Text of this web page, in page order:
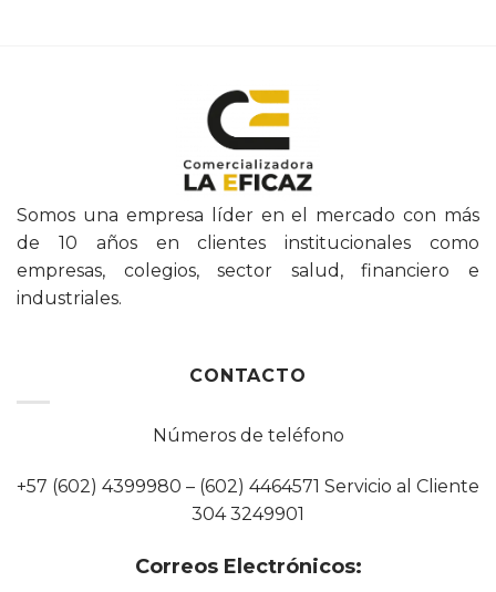
Somos una empresa líder en el mercado con más
de 10 años en clientes institucionales como
empresas, colegios, sector salud, financiero e
industriales.
CONTACTO
Números de teléfono
+57 (602) 4399980 – (602) 4464571 Servicio al Cliente
304 3249901
Correos Electrónicos: